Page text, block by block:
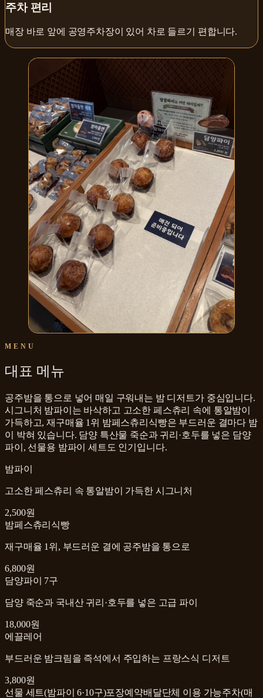
주차 편리
매장 바로 앞에 공영주차장이 있어 차로 들르기 편합니다.
MENU
대표 메뉴
공주밤을 통으로 넣어 매일 구워내는 밤 디저트가 중심입니다.
시그니처 밤파이는 바삭하고 고소한 페스츄리 속에 통알밤이
가득하고, 재구매율 1위 밤페스츄리식빵은 부드러운 결마다 밤
이 박혀 있습니다. 담양 특산물 죽순과 귀리·호두를 넣은 담양
파이, 선물용 밤파이 세트도 인기입니다.
밤파이
고소한 페스츄리 속 통알밤이 가득한 시그니처
2,500원
밤페스츄리식빵
재구매율 1위, 부드러운 결에 공주밤을 통으로
6,800원
담양파이 7구
담양 죽순과 국내산 귀리·호두를 넣은 고급 파이
18,000원
에끌레어
부드러운 밤크림을 즉석에서 주입하는 프랑스식 디저트
3,800원
선물 세트(밤파이 6·10구)포장예약배달단체 이용 가능주차(매